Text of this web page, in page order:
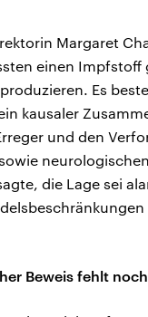
Margaret
einen Impfstoff
Es
kausaler
und den
die Lage sei
Beweis fehlt noch